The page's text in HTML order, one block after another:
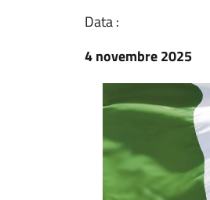
Data :
4 novembre 2025